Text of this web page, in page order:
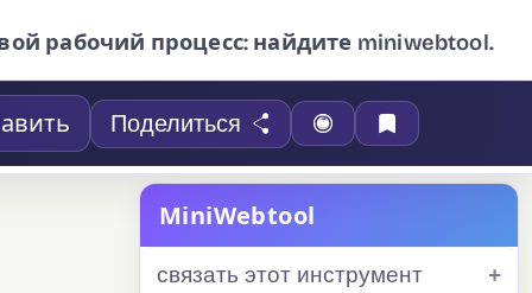
рабочий процесс: найдите miniwebtool.
Поделиться
MiniWebtool
связать этот инструмент